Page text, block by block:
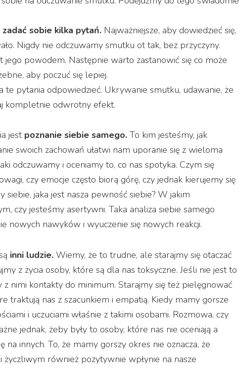
zadać sobie kilka pytań. Najważniejsze, aby dowiedzieć się,
Nigdy nie odczuwamy smutku ot tak, bez przyczyny.
powodem. Następnie warto zastanowić się co może
aby poczuć się lepiej.
te pytania odpowiedzieć. Ukrywanie smutku, udawanie, że
kompletnie odwrotny efekt.
jest poznanie siebie samego. To kim jesteśmy, jak
swoich zachowań ułatwi nam uporanie się z wieloma
odczuwamy i oceniamy to, co nas spotyka. Czym się
czy emocje często biorą górę, czy jednak kierujemy się
jaka jest nasza pewność siebie? W jakim
czy jesteśmy asertywni. Taka analiza siebie samego
nowych nawyków i wyuczenie się nowych reakcji.
inni ludzie. Wiemy, że to trudne, ale starajmy się otaczać
z życia osoby, które są dla nas toksyczne. Jeśli nie jest to
nimi kontakty do minimum. Starajmy się też pielęgnować
traktują nas z szacunkiem i empatią. Kiedy mamy gorsze
i uczuciami właśnie z takimi osobami. Rozmowa, czy
jednak, żeby były to osoby, które nas nie oceniają a
innych. To, że mamy gorszy okres nie oznacza, że
życzliwym również pozytywnie wpłynie na nasze